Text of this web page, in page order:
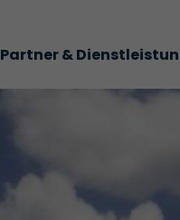
Partner &